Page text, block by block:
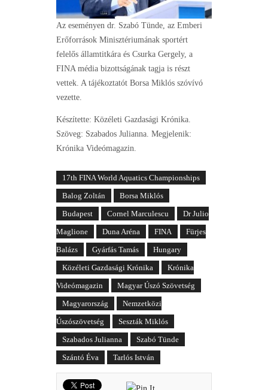
Az eseményen dr. Szabó Tünde, az Emberi
Erőforrások Minisztériumának sportért
felelős államtitkára és Csurka Gergely, a
FINA média bizottságának tagja is részt
vettek. A tájékoztatót Borsa Miklós szóvívó
vezette.
Készítette: Közéleti Gazdasági Krónika.
Szöveg: Szabados Julianna. Megjelenik:
Krónika Videómagazin.
17th FINA World Aquatics Championships
Balog Zoltán
Borsa Miklós
Budapest
Cornel Marculescu
Dr Julio
Maglione
Duna Aréna FINA
Fürjes
Balázs
Gyárfás Tamás
Hungary
Közéleti Gazdasági Krónika
Krónika
Videómagazin
Magyar Úszó Szövetség
Magyarország
Nemzetközi
Úszószövetség
Seszták Miklós
Szabados Julianna
Szabó Tünde
Szántó Éva
Tarlós István